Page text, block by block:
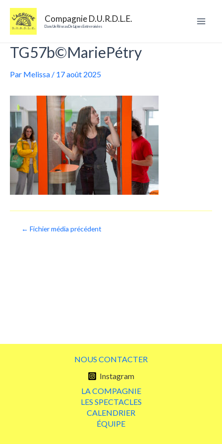
contenu
Compagnie D.U.R.D.L.E.
Dans Un Réseau De Lignes Entreroisées
TG57b©MariePétry
Par Melissa / 17 août 2025
Navigation
← Fichier média précédent
NOUS CONTACTER
Instagram
LA COMPAGNIE
LES SPECTACLES
CALENDRIER
ÉQUIPE